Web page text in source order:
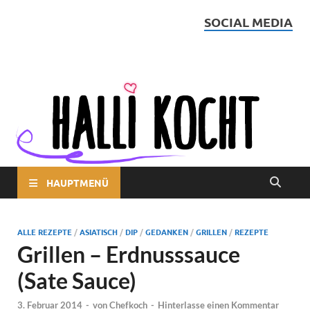
SOCIAL MEDIA
HAUPTMENÜ
ALLE REZEPTE /ASIATISCH /DIP /GEDANKEN /GRILLEN /REZEPTE
Grillen – Erdnusssauce
(Sate Sauce)
3. Februar 2014 - vonChefkoch - Hinterlasse einen Kommentar